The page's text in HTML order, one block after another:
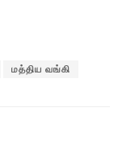
மத்திய வங்கி